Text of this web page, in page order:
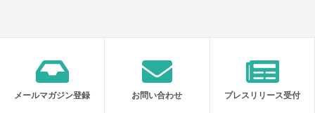
メールマガジン登録 お問い合わせ プレスリリース受付